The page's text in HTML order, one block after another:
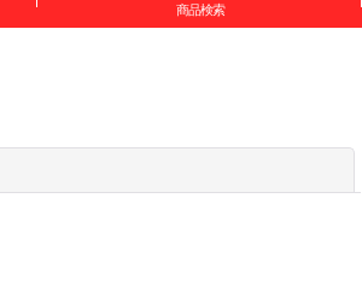
商品検索